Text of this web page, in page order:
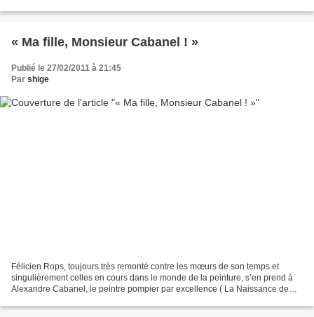
« Ma fille, Monsieur Cabanel ! »
Publié le 27/02/2011 à 21:45
Par shige
Félicien Rops, toujours très remonté contre les mœurs de son temps et
singulièrement celles en cours dans le monde de la peinture, s’en prend à
Alexandre Cabanel, le peintre pompier par excellence ( La Naissance de